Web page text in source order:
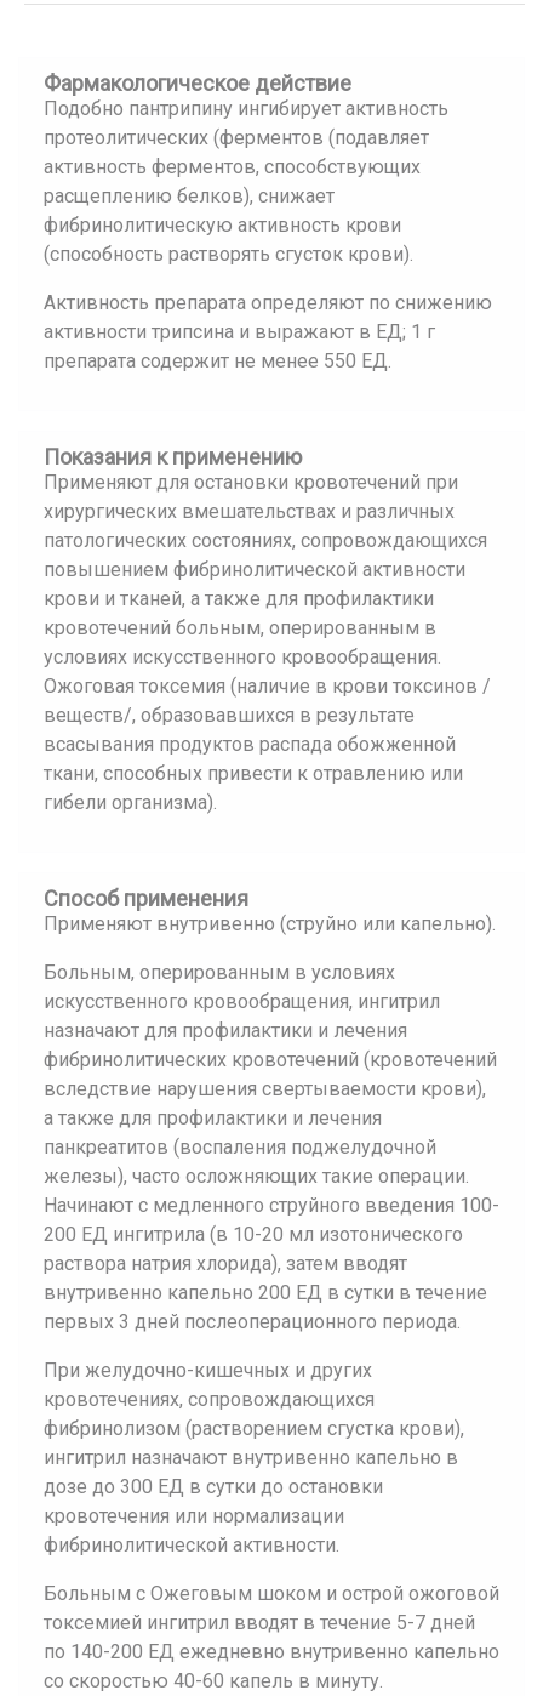
Фармакологическое действие
Подобно пантрипину ингибирует активность
протеолитических (ферментов (подавляет
активность ферментов, способствующих
расщеплению белков), снижает
фибринолитическую активность крови
(способность растворять сгусток крови).
Активность препарата определяют по снижению
активности трипсина и выражают в ЕД; 1 г
препарата содержит не менее 550 ЕД.
Показания к применению
Применяют для остановки кровотечений при
хирургических вмешательствах и различных
патологических состояниях, сопровождающихся
повышением фибринолитической активности
крови и тканей, а также для профилактики
кровотечений больным, оперированным в
условиях искусственного кровообращения.
Ожоговая токсемия (наличие в крови токсинов /
веществ/, образовавшихся в результате
всасывания продуктов распада обожженной
ткани, способных привести к отравлению или
гибели организма).
Способ применения
Применяют внутривенно (струйно или капельно).
Больным, оперированным в условиях
искусственного кровообращения, ингитрил
назначают для профилактики и лечения
фибринолитических кровотечений (кровотечений
вследствие нарушения свертываемости крови),
а также для профилактики и лечения
панкреатитов (воспаления поджелудочной
железы), часто осложняющих такие операции.
Начинают с медленного струйного введения 100-
200 ЕД ингитрила (в 10-20 мл изотонического
раствора натрия хлорида), затем вводят
внутривенно капельно 200 ЕД в сутки в течение
первых 3 дней послеоперационного периода.
При желудочно-кишечных и других
кровотечениях, сопровождающихся
фибринолизом (растворением сгустка крови),
ингитрил назначают внутривенно капельно в
дозе до 300 ЕД в сутки до остановки
кровотечения или нормализации
фибринолитической активности.
Больным с Ожеговым шоком и острой ожоговой
токсемией ингитрил вводят в течение 5-7 дней
по 140-200 ЕД ежедневно внутривенно капельно
со скоростью 40-60 капель в минуту.